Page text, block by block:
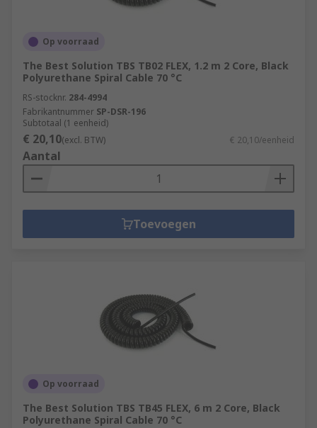
Op voorraad
The Best Solution TBS TB02 FLEX, 1.2 m 2 Core, Black
Polyurethane Spiral Cable 70 °C
RS-stocknr. 284-4994
Fabrikantnummer SP-DSR-196
Subtotaal (1 eenheid)
€ 20,10(excl. BTW) € 20,10/eenheid
Aantal
Toevoegen
Op voorraad
The Best Solution TBS TB45 FLEX, 6 m 2 Core, Black
Polyurethane Spiral Cable 70 °C